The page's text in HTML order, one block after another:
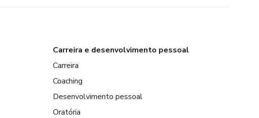
Carreira e desenvolvimento pessoal
Carreira
Coaching
Desenvolvimento pessoal
Oratória